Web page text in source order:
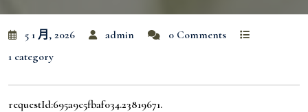
5 1 月, 2026 admin
0 Comments
1 category
requestId:695a9c5fbaf034.23819671.